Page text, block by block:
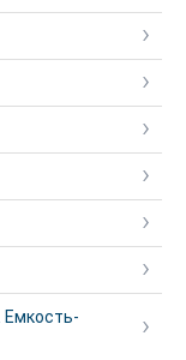
Емкость-